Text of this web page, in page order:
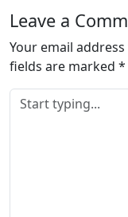
g
…
Leave a
Your email
fields are marked *